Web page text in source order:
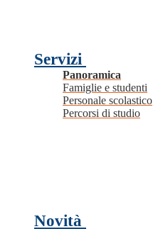
Servizi
Panoramica
Famiglie e studenti
Personale scolastico
Percorsi di studio
Novità